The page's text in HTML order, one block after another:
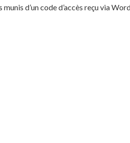
d’un code d’accès reçu via